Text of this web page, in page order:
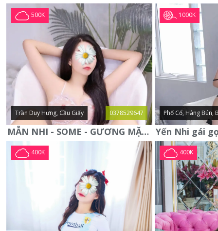
500K
Trần Duy Hưng, Cầu Giấy 0378529647
MẪN NHI - SOME - GƯƠNG MẶT XINH XẮN -CỰC CHIỀU KHÁCH
1000K
Phố Cổ, Hàng Bún,
400K 400K